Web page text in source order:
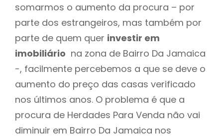
somarmos o aumento da procura – por
parte dos estrangeiros, mas também por
parte de quem quer investir em
imobiliário na zona de Bairro Da Jamaica
-, facilmente percebemos a que se deve o
aumento do preço das casas verificado
nos últimos anos. O problema é que a
procura de Herdades Para Venda não vai
diminuir em Bairro Da Jamaica nos